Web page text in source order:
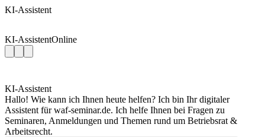
KI-Assistent
KI-AssistentOnline
KI-Assistent
Hallo! Wie kann ich Ihnen heute helfen? Ich bin Ihr digitaler
Assistent für waf-seminar.de. Ich helfe Ihnen bei Fragen zu
Seminaren, Anmeldungen und Themen rund um Betriebsrat &
Arbeitsrecht.